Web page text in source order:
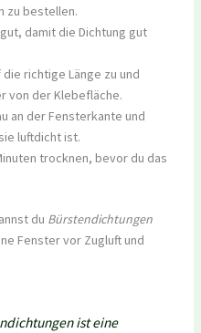
zu bestellen.
damit die Dichtung gut
richtige Länge zu und
von der Klebefläche.
an der Fensterkante und
luftdicht ist.
trocknen, bevor du das
du Bürstendichtungen
Fenster vor Zugluft und
ist eine